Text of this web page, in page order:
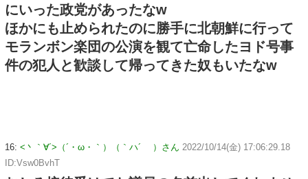
にいった政党があったなw
ほかにも止められたのに勝手に北朝鮮に行って
モランボン楽団の公演を観て亡命したヨド号事
件の犯人と歓談して帰ってきた奴もいたなw
16: <丶｀∀´>（´・ω・｀）（｀ハ´ ）さん 2022/10/14(金) 17:06:29.18
ID:Vsw0BvhT